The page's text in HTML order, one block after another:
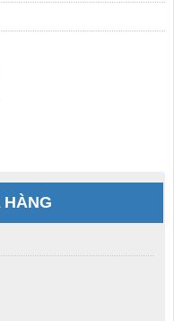
HÀNG